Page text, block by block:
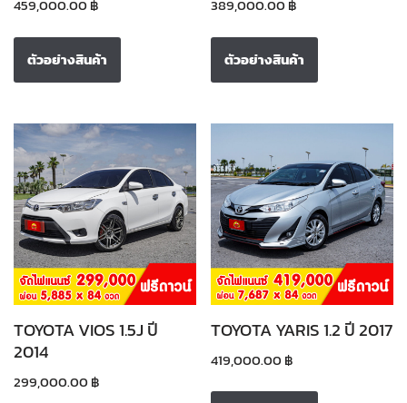
459,000.00 ฿
ตัวอย่างสินค้า
389,000.00 ฿
ตัวอย่างสินค้า
TOYOTA VIOS 1.5J ปี
2014
299,000.00 ฿
TOYOTA YARIS 1.2 ปี 2017
419,000.00 ฿